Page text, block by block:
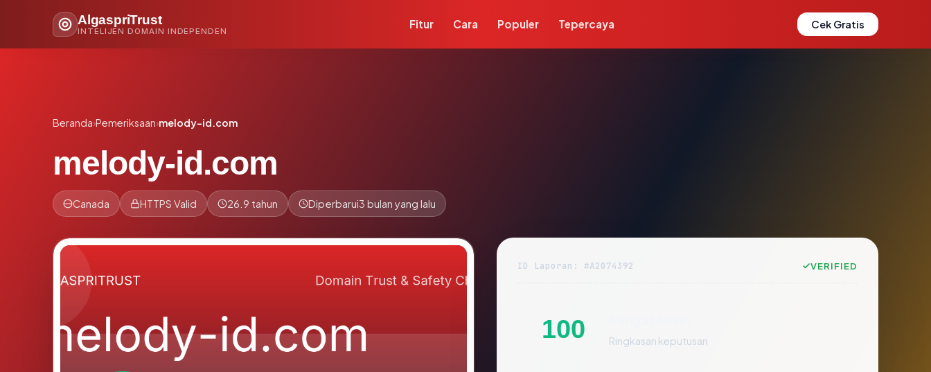
AlgaspriTrust
INTELIJEN DOMAIN INDEPENDEN
Fitur Cara Populer Tepercaya Cek Gratis
Beranda›Pemeriksaan›melody-id.com
melody-id.com
Canada HTTPS Valid 26.9 tahun Diperbarui3 bulan yang lalu
ID Laporan: #A2074392 VERIFIED
100 Ringkasan keputusan